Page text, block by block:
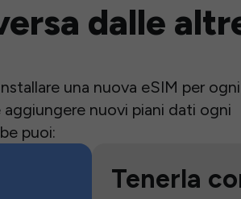
dalle
una nuova eSIM per ogni
nuovi piani dati ogni
puoi:
Tenerla